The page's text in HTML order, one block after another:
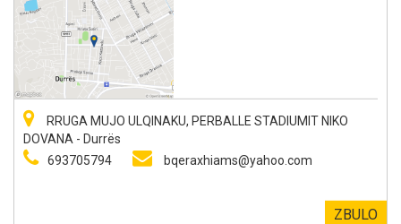
RRUGA MUJO ULQINAKU, PERBALLE STADIUMIT NIKO
DOVANA - Durrës
693705794
bqeraxhiams@yahoo.com
ZBULO